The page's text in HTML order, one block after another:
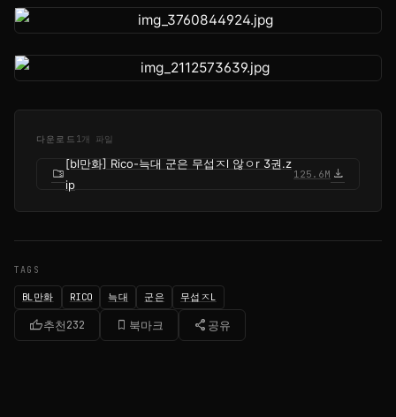
다운로드 1개 파일
folder_zip
[bl만화] Rico-늑대 군은 무섭ㅈl 않ㅇr 3권.z
ip
125.6M download
TAGS
BL만화 RICO 늑대 군은 무섭ㅈL
thumb_up추천232 bookmark_border 북마크 share 공유